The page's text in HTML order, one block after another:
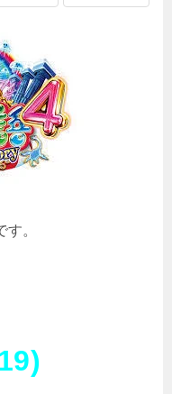
。